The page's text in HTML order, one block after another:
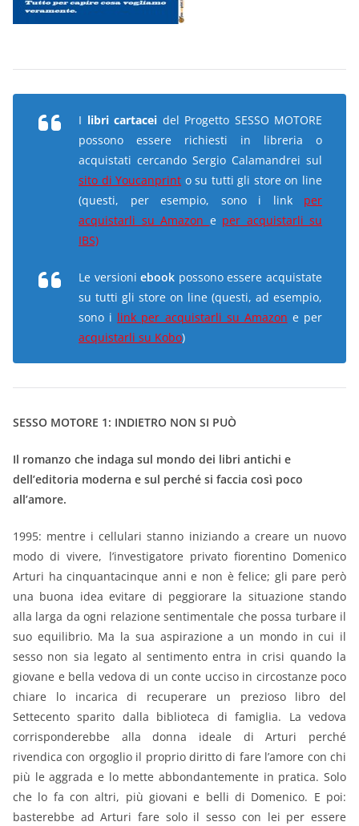
I libri cartacei del Progetto SESSO MOTORE
possono essere richiesti in libreria o
acquistati cercando Sergio Calamandrei sul
sito di Youcanprint o su tutti gli store on line
(questi, per esempio, sono i link per
acquistarli su Amazon e per acquistarli su
IBS)
Le versioniebook possono essere acquistate
su tutti gli store on line (questi, ad esempio,
sono i link per acquistarli su Amazon e per
acquistarli su Kobo)
SESSO MOTORE 1: INDIETRO NON SI PUÒ
Il romanzo che indaga sul mondo dei libri antichi e
dell’editoria moderna e sul perché si faccia così poco
all’amore.
1995: mentre i cellulari stanno iniziando a creare un nuovo
modo di vivere, l’investigatore privato fiorentino Domenico
Arturi ha cinquantacinque anni e non è felice; gli pare però
una buona idea evitare di peggiorare la situazione stando
alla larga da ogni relazione sentimentale che possa turbare il
suo equilibrio. Ma la sua aspirazione a un mondo in cui il
sesso non sia legato al sentimento entra in crisi quando la
giovane e bella vedova di un conte ucciso in circostanze poco
chiare lo incarica di recuperare un prezioso libro del
Settecento sparito dalla biblioteca di famiglia. La vedova
corrisponderebbe alla donna ideale di Arturi perché
rivendica con orgoglio il proprio diritto di fare l’amore con chi
più le aggrada e lo mette abbondantemente in pratica. Solo
che lo fa con altri, più giovani e belli di Domenico. E poi:
basterebbe ad Arturi fare solo il sesso con lei per essere